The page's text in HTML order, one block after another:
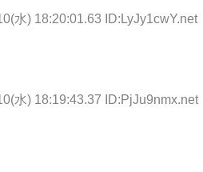
水) 18:20:01.63 ID:LyJy1cwY.net
水) 18:19:43.37 ID:PjJu9nmx.net